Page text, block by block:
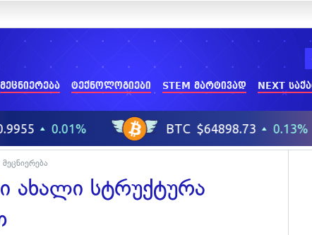
მეცნიერება ტექნოლოგიები STEM მარტივად NEXT
მეცნიერება
ახალი სტრუქტურა